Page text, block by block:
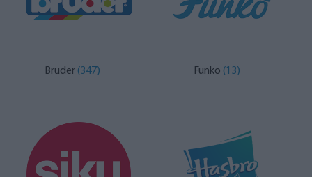
Bruder (347) Funko (13)